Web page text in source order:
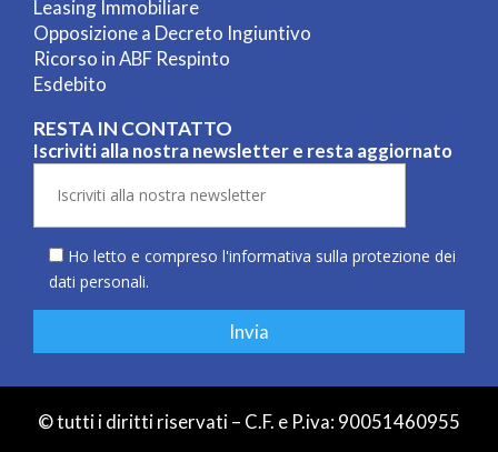
Leasing Immobiliare
Opposizione a Decreto Ingiuntivo
Ricorso in ABF Respinto
Esdebito
RESTA IN CONTATTO
Iscriviti alla nostra newsletter e resta aggiornato
Ho letto e compreso l'informativa sulla protezione dei
dati personali.
© tutti i diritti riservati – C.F. e P.iva: 90051460955